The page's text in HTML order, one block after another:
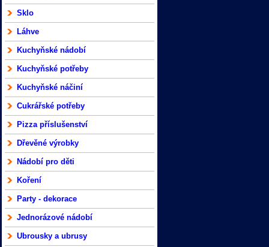
Sklo
Láhve
Kuchyňské nádobí
Kuchyňské potřeby
Kuchyňské náčiní
Cukrářské potřeby
Pizza příslušenství
Dřevěné výrobky
Nádobí pro děti
Koření
Party - dekorace
Jednorázové nádobí
Ubrousky a ubrusy